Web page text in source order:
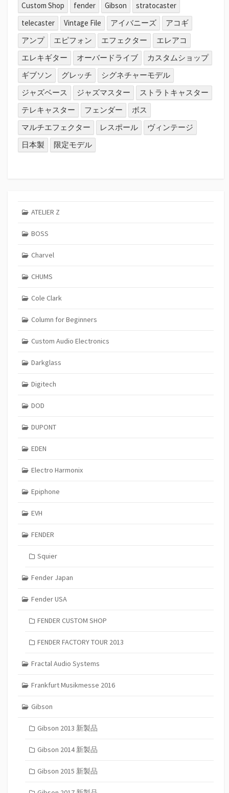
Custom Shop fender Gibson
stratocaster
telecaster
Vintage File アイバニーズ
アコギ
アンプ
エピフォン エフェクター
エレアコ
エレキギター
オーバードライブ
カスタムショップ
ギブソン
グレッチ
シグネチャーモデル
ジャズベース
ジャズマスター
ストラトキャスター
テレキャスター
フェンダー
ボス
マルチエフェクター
レスポール
ヴィンテージ
日本製
限定モデル
ATELIER Z
BOSS
Charvel
CHUMS
Cole Clark
Column for Beginners
Custom Audio Electronics
Darkglass
Digitech
DOD
DUPONT
EDEN
Electro Harmonix
Epiphone
EVH
FENDER
Squier
Fender Japan
Fender USA
FENDER CUSTOM SHOP
FENDER FACTORY TOUR 2013
Fractal Audio Systems
Frankfurt Musikmesse 2016
Gibson
Gibson 2013 新製品
Gibson 2014 新製品
Gibson 2015 新製品